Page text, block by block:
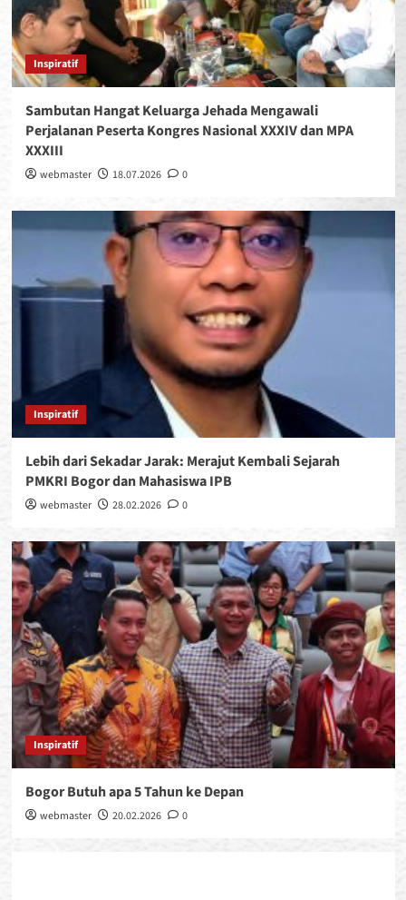
Inspiratif
Sambutan Hangat Keluarga Jehada Mengawali
Perjalanan Peserta Kongres Nasional XXXIV dan MPA
XXXIII
webmaster 18.07.2026 0
Inspiratif
Lebih dari Sekadar Jarak: Merajut Kembali Sejarah
PMKRI Bogor dan Mahasiswa IPB
webmaster 28.02.2026 0
Inspiratif
Bogor Butuh apa 5 Tahun ke Depan
webmaster 20.02.2026 0